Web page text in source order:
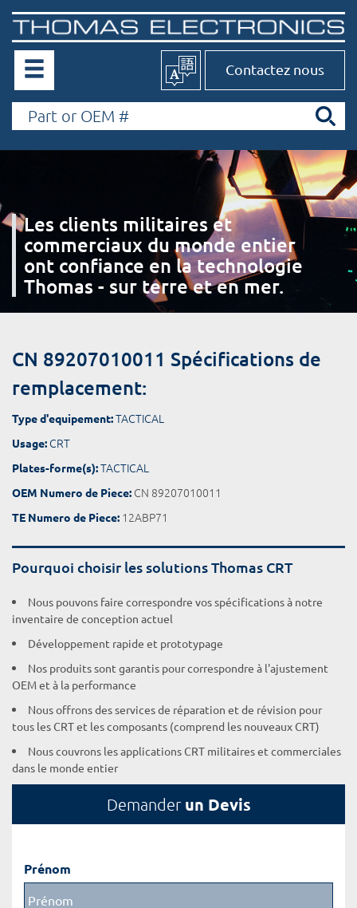
Contactez nous
Les clients militaires et
commerciaux du monde entier
ont confiance en la technologie
Thomas - sur terre et en mer.
CN 89207010011 Spécifications de
remplacement:
Type d'equipement:TACTICAL
Usage: CRT
Plates-forme(s):TACTICAL
OEM Numero de Piece: CN 89207010011
TE Numero de Piece: 12ABP71
Pourquoi choisir les solutions Thomas CRT
Nous pouvons faire correspondre vos spécifications à notre
inventaire de conception actuel
Développement rapide et prototypage
Nos produits sont garantis pour correspondre à l'ajustement
OEM et à la performance
Nous offrons des services de réparation et de révision pour
tous les CRT et les composants (comprend les nouveaux CRT)
Nous couvrons les applications CRT militaires et commerciales
dans le monde entier
Demander un Devis
Prénom